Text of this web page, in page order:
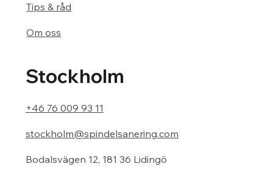
Tips & råd
Om oss
Stockholm
+46 76 009 93 11
Bodalsvägen 12, 181 36 Lidingö
stockholm@spindelsanering.com